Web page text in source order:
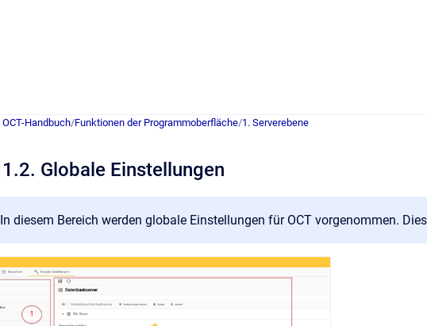
OCT-Handbuch/Funktionen der Programmoberfläche/1. Serverebene
1.2. Globale Einstellungen
In diesem Bereich werden globale Einstellungen für OCT vorgenommen.